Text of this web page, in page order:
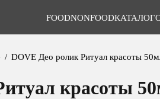
FOODNONFOODКАТАЛОГ
DOVE Део ролик Ритуал красоты
красоты